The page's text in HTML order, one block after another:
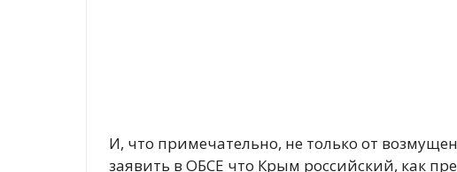
И, что примечательно, не только от
заявить в ОБСЕ что Крым российский, как